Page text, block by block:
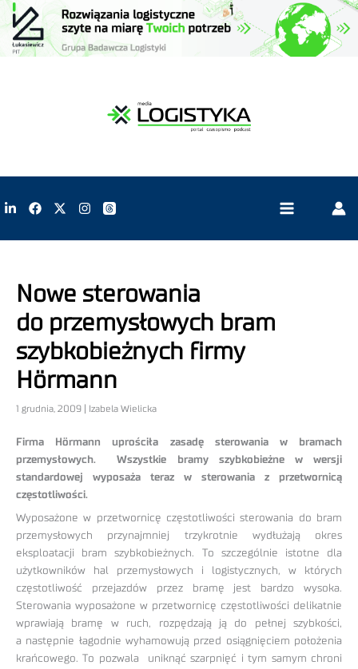
Nowe sterowania
do przemysłowych bram
szybkobieżnych firmy
Hörmann
1 grudnia, 2009 | Izabela Wielicka
Firma Hörmann uprościła zasadę sterowania w bramach
przemysłowych. Wszystkie bramy szybkobieżne w wersji
standardowej wyposaża teraz w sterowania z przetwornicą
częstotliwości.
Wyposażone w przetwornicę częstotliwości sterowania do bram
przemysłowych przynajmniej trzykrotnie wydłużają okres
eksploatacji bram szybkobieżnych. To szczególnie istotne dla
użytkowników hal przemysłowych i logistycznych, w których
częstotliwość przejazdów przez bramę jest bardzo wysoka.
Sterowania wyposażone w przetwornicę częstotliwości delikatnie
wprawiają bramę w ruch, rozpędzają ją do pełnej szybkości,
a następnie łagodnie wyhamowują przed osiągnięciem położenia
krańcowego. To pozwala uniknąć szarpnięć i tym samym chroni